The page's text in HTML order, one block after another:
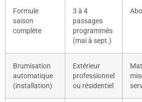
Formule
saison
complète
3 à 4
passages
programmés
(mai à sept.)
Brumisation
automatique
(installation)
Extérieur
professionnel
ou résidentiel